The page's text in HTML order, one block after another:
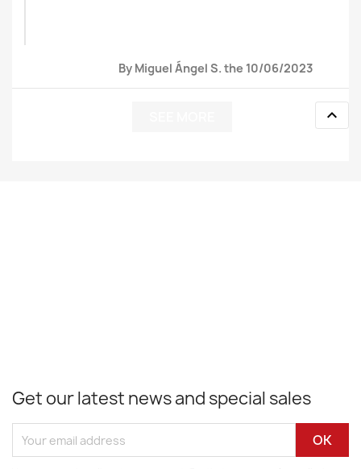
By Miguel Ángel S. the 10/06/2023

Get our latest news and special sales